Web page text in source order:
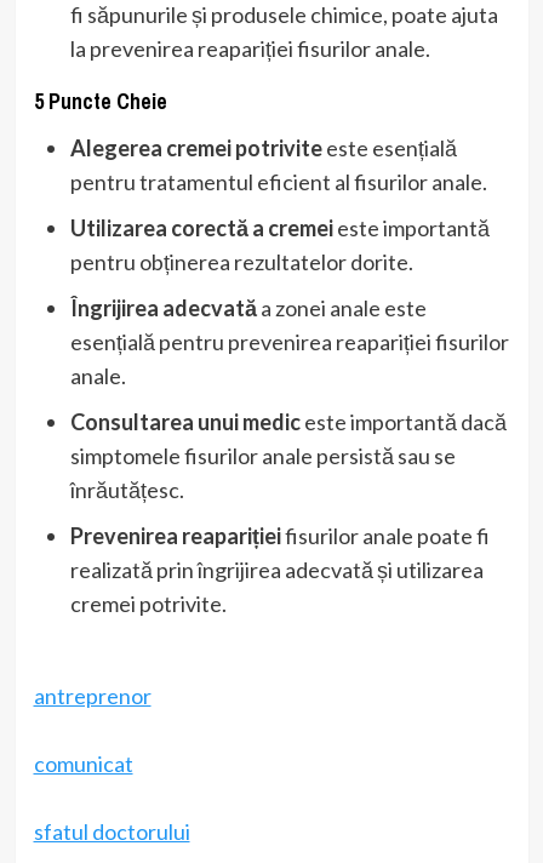
fi săpunurile și produsele chimice, poate ajuta
la prevenirea reapariției fisurilor anale.
5 Puncte Cheie
Alegerea cremei potriviteeste esențială
pentru tratamentul eficient al fisurilor anale.
Utilizarea corectă a cremeieste importantă
pentru obținerea rezultatelor dorite.
Îngrijirea adecvatăa zonei anale este
esențială pentru prevenirea reapariției fisurilor
anale.
Consultarea unui mediceste importantă dacă
simptomele fisurilor anale persistă sau se
înrăutățesc.
Prevenirea reaparițieifisurilor anale poate fi
realizată prin îngrijirea adecvată și utilizarea
cremei potrivite.
antreprenor
comunicat
sfatul doctorului